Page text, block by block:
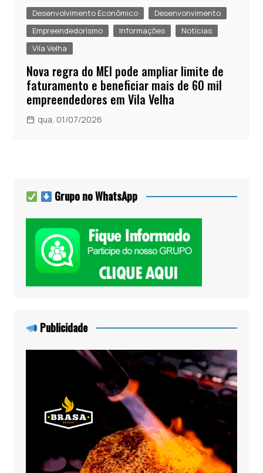
Desenvolvimento Econômico
Desenvonvimento
Empreendedorismo
Informações
Notícias
Vila Velha
Nova regra do MEI pode ampliar limite de
faturamento e beneficiar mais de 60 mil
empreendedores em Vila Velha
qua, 01/07/2026
Grupo no WhatsApp
Publicidade